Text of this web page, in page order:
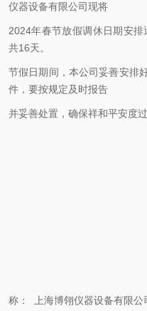
仪器设备有限公司现将
2024年春节放假调休日期安排
共16天。
节假日期间，本公司妥善安排
件，要按规定及时报告
并妥善处置，确保祥和平安度过
公
称： 上海博翎仪器设备有限公